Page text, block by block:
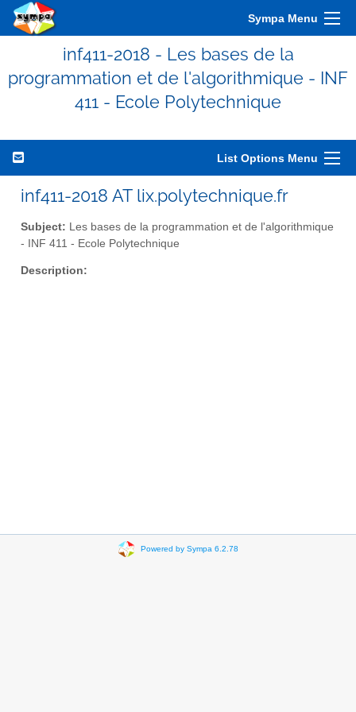
Sympa Menu
inf411-2018 - Les bases de la
programmation et de l'algorithmique - INF
411 - Ecole Polytechnique
List Options Menu
inf411-2018 AT lix.polytechnique.fr
Subject: Les bases de la programmation et de l'algorithmique
- INF 411 - Ecole Polytechnique
Description:
Powered by Sympa 6.2.78